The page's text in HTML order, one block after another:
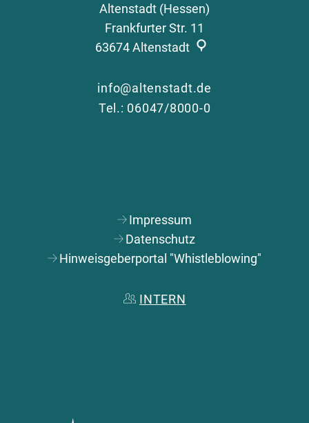
Altenstadt (Hessen)
Frankfurter Str. 11
63674 Altenstadt
info@altenstadt.de
Tel.: 06047/8000-0
Impressum
Datenschutz
Hinweisgeberportal "Whistleblowing"
INTERN